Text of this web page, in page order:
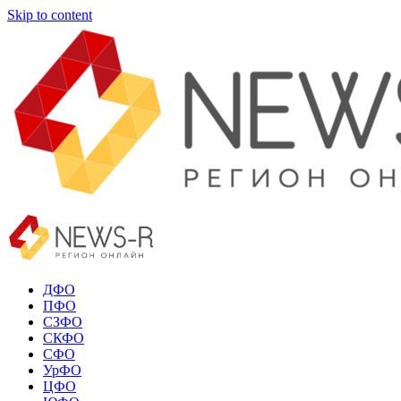
Skip to content
ДФО
ПФО
СЗФО
СКФО
СФО
УрФО
ЦФО